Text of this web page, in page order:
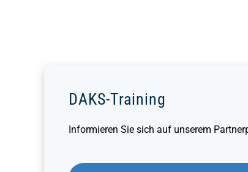
DAKS-Training
Informieren Sie sich auf unserem